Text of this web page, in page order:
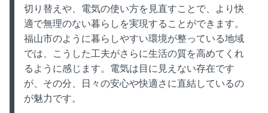
切り替えや、電気の使い方を見直すことで、より快
適で無理のない暮らしを実現することができます。
福山市のように暮らしやすい環境が整っている地域
では、こうした工夫がさらに生活の質を高めてくれ
るように感じます。電気は目に見えない存在です
が、その分、日々の安心や快適さに直結しているの
が魅力です。